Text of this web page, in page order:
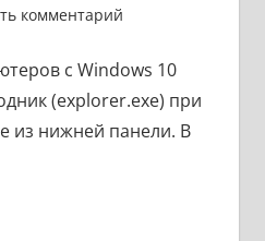
комментарий
с Windows 10
(explorer.exe) при
из нижней панели. В